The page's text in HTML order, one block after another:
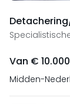
Van €
Midden-